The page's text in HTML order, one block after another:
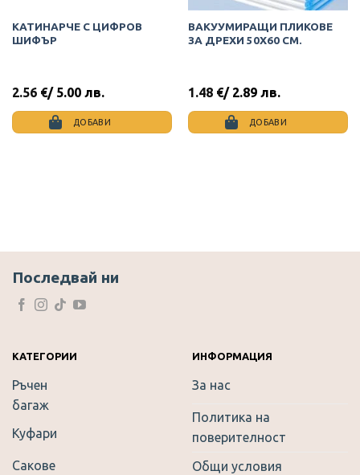
КАТИНАРЧЕ С ЦИФРОВ
ШИФЪР
2.56 €/ 5.00 лв.
ДОБАВИ
ВАКУУМИРАЩИ ПЛИКОВЕ
ЗА ДРЕХИ 50Х60 СМ.
1.48 €/ 2.89 лв.
ДОБАВИ
Последвай ни
КАТЕГОРИИ
Ръчен
багаж
Куфари
Сакове
ИНФОРМАЦИЯ
За нас
Политика на
поверителност
Общи условия